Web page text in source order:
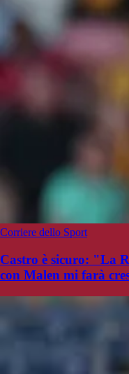
Corriere dello Sport
Castro è sicuro: "La
con Malen mi farà